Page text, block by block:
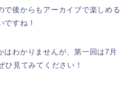
で後からもアーカイブで楽しめる
ですね！
はわかりませんが、第一回は7月
ひ見てみてください！